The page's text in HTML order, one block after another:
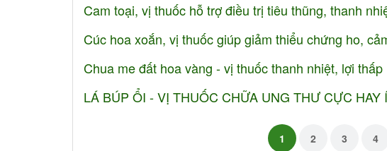
Cam toại, vị thuốc hỗ trợ điều trị tiêu thũng, thanh
Cúc hoa xoắn, vị thuốc giúp giảm thiểu chứng ho,
Chua me đất hoa vàng - vị thuốc thanh nhiệt, lợi thấp
LÁ BÚP ỔI - VỊ THUỐC CHỮA UNG THƯ CỰC HAY
1 2 3 4